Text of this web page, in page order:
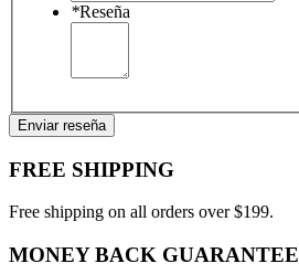
*Reseña
Enviar reseña
FREE SHIPPING
Free shipping on all orders over $199.
MONEY BACK GUARANTEE